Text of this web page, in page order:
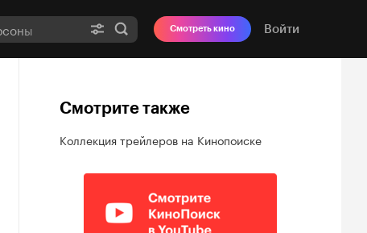
Смотреть кино Войти
Смотрите также
Коллекция трейлеров на Кинопоиске